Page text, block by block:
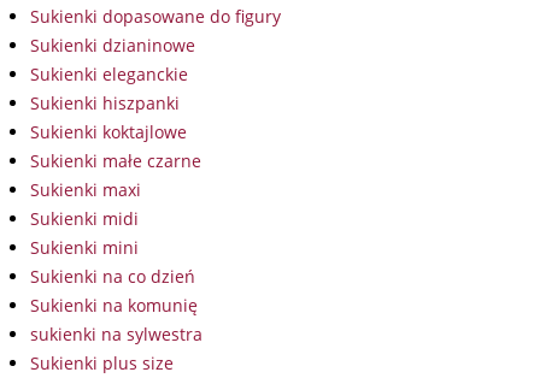
Sukienki dopasowane do figury
Sukienki dzianinowe
Sukienki eleganckie
Sukienki hiszpanki
Sukienki koktajlowe
Sukienki małe czarne
Sukienki maxi
Sukienki midi
Sukienki mini
Sukienki na co dzień
Sukienki na komunię
sukienki na sylwestra
Sukienki plus size